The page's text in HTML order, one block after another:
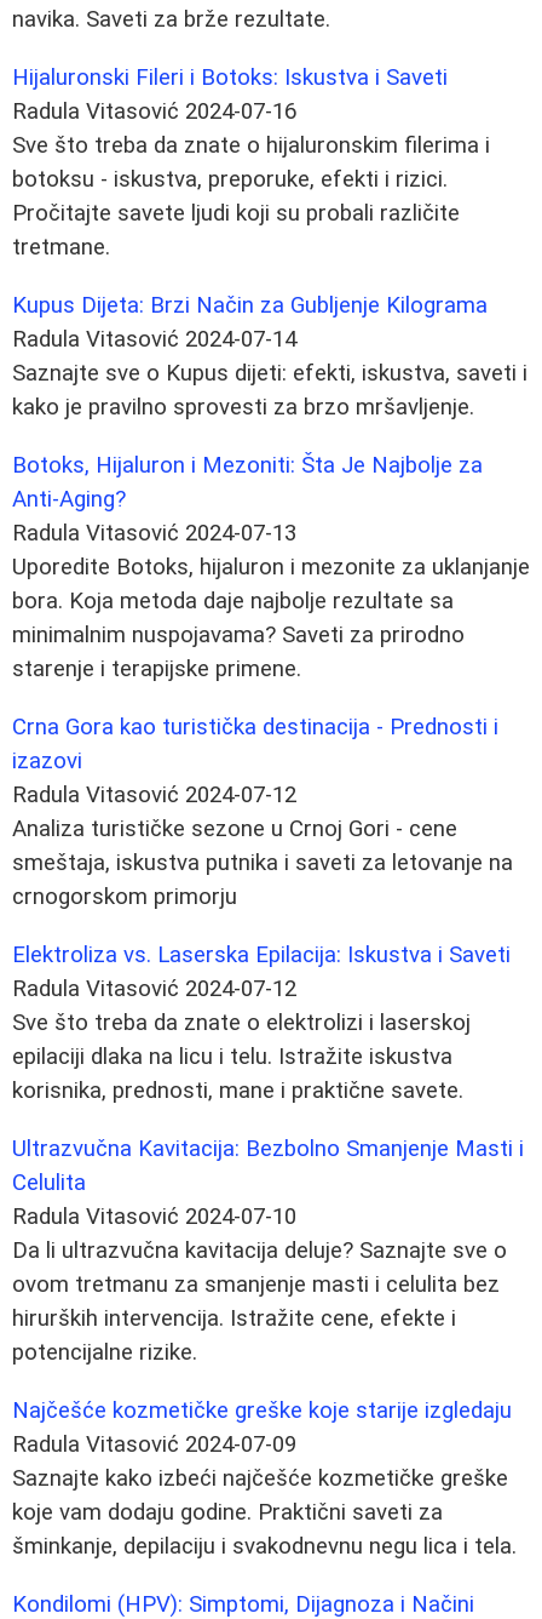
navika. Saveti za brže rezultate.
Hijaluronski Fileri i Botoks: Iskustva i Saveti
Radula Vitasović 2024-07-16
Sve što treba da znate o hijaluronskim filerima i
botoksu - iskustva, preporuke, efekti i rizici.
Pročitajte savete ljudi koji su probali različite
tretmane.
Kupus Dijeta: Brzi Način za Gubljenje Kilograma
Radula Vitasović 2024-07-14
Saznajte sve o Kupus dijeti: efekti, iskustva, saveti i
kako je pravilno sprovesti za brzo mršavljenje.
Botoks, Hijaluron i Mezoniti: Šta Je Najbolje za
Anti-Aging?
Radula Vitasović 2024-07-13
Uporedite Botoks, hijaluron i mezonite za uklanjanje
bora. Koja metoda daje najbolje rezultate sa
minimalnim nuspojavama? Saveti za prirodno
starenje i terapijske primene.
Crna Gora kao turistička destinacija - Prednosti i
izazovi
Radula Vitasović 2024-07-12
Analiza turističke sezone u Crnoj Gori - cene
smeštaja, iskustva putnika i saveti za letovanje na
crnogorskom primorju
Elektroliza vs. Laserska Epilacija: Iskustva i Saveti
Radula Vitasović 2024-07-12
Sve što treba da znate o elektrolizi i laserskoj
epilaciji dlaka na licu i telu. Istražite iskustva
korisnika, prednosti, mane i praktične savete.
Ultrazvučna Kavitacija: Bezbolno Smanjenje Masti i
Celulita
Radula Vitasović 2024-07-10
Da li ultrazvučna kavitacija deluje? Saznajte sve o
ovom tretmanu za smanjenje masti i celulita bez
hirurških intervencija. Istražite cene, efekte i
potencijalne rizike.
Najčešće kozmetičke greške koje starije izgledaju
Radula Vitasović 2024-07-09
Saznajte kako izbeći najčešće kozmetičke greške
koje vam dodaju godine. Praktični saveti za
šminkanje, depilaciju i svakodnevnu negu lica i tela.
Kondilomi (HPV): Simptomi, Dijagnoza i Načini